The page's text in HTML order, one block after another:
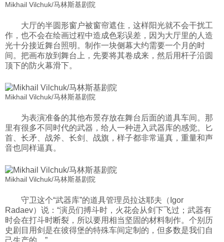
Mikhail Vilchuk/马林斯基剧院
大厅的半圆形窗户被窗帘遮住，这样阳光就不会干扰工
作，也不会在绘画过程中造成色彩误差，因为大厅里的人造
光十分接近舞台照明。制作一块侧幕大约需要一个月的时
间。把画布放到舞台上，先要将其卷成来，然后用杆子沿圆
顶下的防火幕滑下。
Mikhail Vilchuk/马林斯基剧院
为表演准备的其他布景存放在舞台后面的道具车间。那
里有很多不同时代的武器，给人一种进入武器库的感觉。匕
首、长矛、战斧、长剑、战旗，样子都非常逼真，重量和声
音也同样逼真。
Mikhail Vilchuk/马林斯基剧院
守卫这个“武器库”的道具管理员拉达耶夫（Igor
Radaev）说：“演员们搏斗时，火花会从剑下飞过；武器有
时会在打斗时断裂，所以要用相当坚固的材料制作。个别历
史剧目用剑是在彼得堡的特殊车间定制的，但多数是我们自
己生产的。”